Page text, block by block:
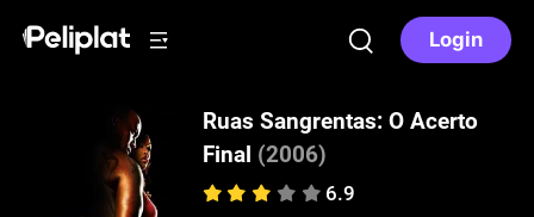
Login
Ruas Sangrentas: O Acerto
Final (2006)
6.9